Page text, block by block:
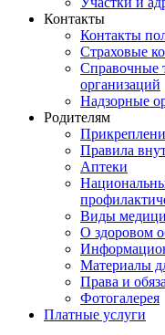
Контакты
Контакты
Страховые
Справочные
организаций
Надзорные
Родителям
Правила
Аптеки
Виды
О здоровом
Материалы
Права и
Фотогалерея
Платные услуги